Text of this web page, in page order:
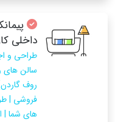
داخلی
طراحی و
سالن های
روف
فروشی |
های شما |